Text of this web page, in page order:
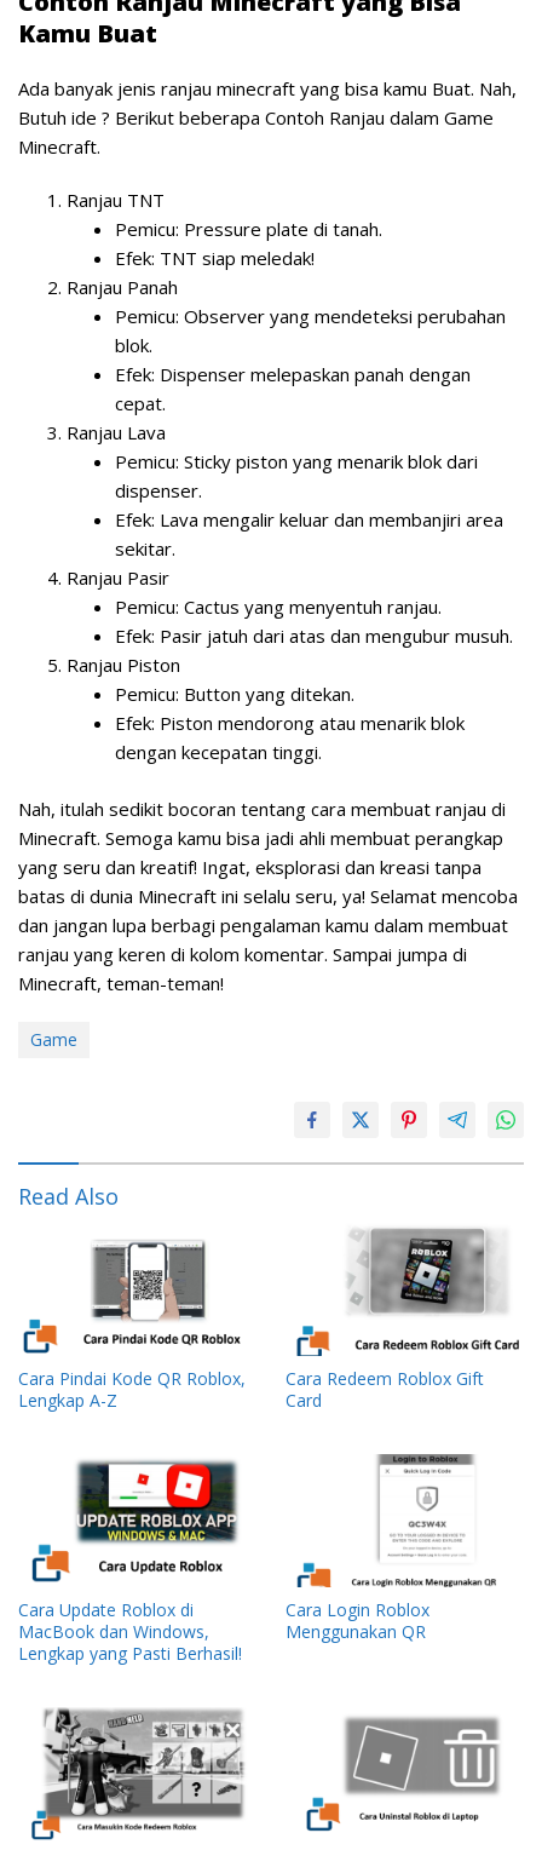
Kamu Buat
Ada banyak jenis ranjau minecraft yang bisa kamu Buat. Nah,
Butuh ide ? Berikut beberapa Contoh Ranjau dalam Game
Minecraft.
Ranjau TNT
Pemicu: Pressure plate di tanah.
Efek: TNT siap meledak!
Ranjau Panah
Pemicu: Observer yang mendeteksi perubahan
blok.
Efek: Dispenser melepaskan panah dengan
cepat.
Ranjau Lava
Pemicu: Sticky piston yang menarik blok dari
dispenser.
Efek: Lava mengalir keluar dan membanjiri area
sekitar.
Ranjau Pasir
Pemicu: Cactus yang menyentuh ranjau.
Efek: Pasir jatuh dari atas dan mengubur musuh.
Ranjau Piston
Pemicu: Button yang ditekan.
Efek: Piston mendorong atau menarik blok
dengan kecepatan tinggi.
Nah, itulah sedikit bocoran tentang cara membuat ranjau di
Minecraft. Semoga kamu bisa jadi ahli membuat perangkap
yang seru dan kreatif! Ingat, eksplorasi dan kreasi tanpa
batas di dunia Minecraft ini selalu seru, ya! Selamat mencoba
dan jangan lupa berbagi pengalaman kamu dalam membuat
ranjau yang keren di kolom komentar. Sampai jumpa di
Minecraft, teman-teman!
Game
Read Also
Cara Pindai Kode QR Roblox,
Lengkap A-Z
Cara Redeem Roblox Gift
Card
Cara Update Roblox di
MacBook dan Windows,
Lengkap yang Pasti Berhasil!
Cara Login Roblox
Menggunakan QR